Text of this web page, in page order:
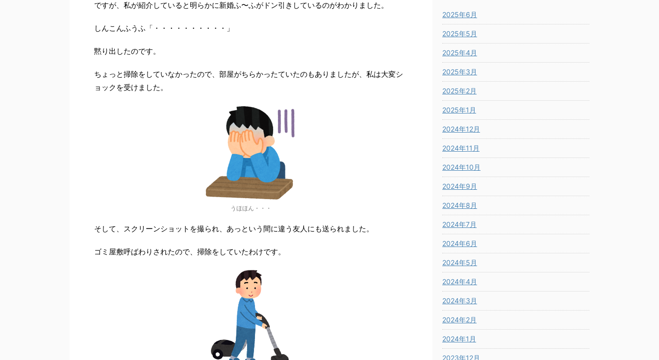
ですが、私が紹介していると明らかに新婚ふ〜ふがドン引きしているのがわかりました。
しんこんふうふ「・・・・・・・・・・」
黙り出したのです。
ちょっと掃除をしていなかったので、部屋がちらかったていたのもありましたが、私は大変シ
ョックを受けました。
うほほん・・・
そして、スクリーンショットを撮られ、あっという間に違う友人にも送られました。
ゴミ屋敷呼ばわりされたので、掃除をしていたわけです。
2025年6月
2025年5月
2025年4月
2025年3月
2025年2月
2025年1月
2024年12月
2024年11月
2024年10月
2024年9月
2024年8月
2024年7月
2024年6月
2024年5月
2024年4月
2024年3月
2024年2月
2024年1月
2023年12月